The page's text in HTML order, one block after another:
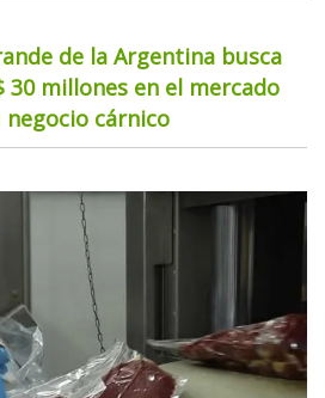
de la Argentina busca
30 millones en el mercado
cárnico